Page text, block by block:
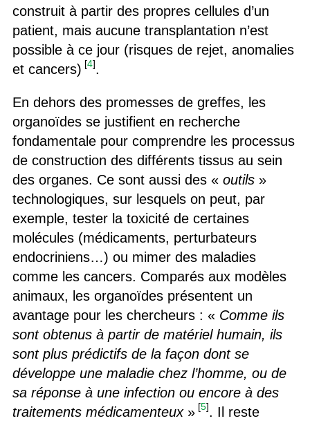
construit à partir des propres cellules d’un
patient, mais aucune transplantation n’est
possible à ce jour (risques de rejet, anomalies
et cancers) [4].
En dehors des promesses de greffes, les
organoïdes se justifient en recherche
fondamentale pour comprendre les processus
de construction des différents tissus au sein
des organes. Ce sont aussi des « outils»
technologiques, sur lesquels on peut, par
exemple, tester la toxicité de certaines
molécules (médicaments, perturbateurs
endocriniens…) ou mimer des maladies
comme les cancers. Comparés aux modèles
animaux, les organoïdes présentent un
avantage pour les chercheurs : « Comme ils
sont obtenus à partir de matériel humain, ils
sont plus prédictifs de la façon dont se
développe une maladie chez l’homme, ou de
sa réponse à une infection ou encore à des
traitements médicamenteux» [5]. Il reste